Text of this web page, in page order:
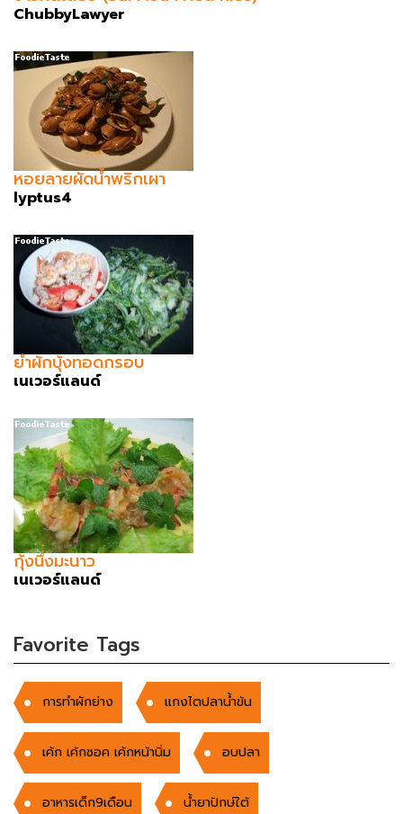
ChubbyLawyer
หอยลายผัดน้ำพริกเผา
lyptus4
ยำผักบุ้งทอดกรอบ
เนเวอร์แลนด์
กุ้งนึ่งมะนาว
เนเวอร์แลนด์
Favorite Tags
การทำผักย่าง แกงไตปลาน้ำข้น
เค้ก เค้กชอค เค้กหน้านิ่ม อบปลา
อาหารเด็ก9เดือน น้ำยาปักษ์ใต้